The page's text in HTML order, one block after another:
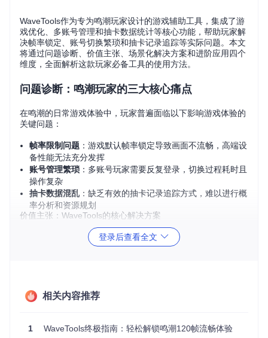
WaveTools作为专为鸣潮玩家设计的游戏辅助工具，集成了游
戏优化、多账号管理和抽卡数据统计等核心功能，帮助玩家解
决帧率锁定、账号切换繁琐和抽卡记录追踪等实际问题。本文
将通过问题诊断、价值主张、场景化解决方案和进阶应用四个
维度，全面解析这款玩家必备工具的使用方法。
问题诊断：鸣潮玩家的三大核心痛点
在鸣潮的日常游戏体验中，玩家普遍面临以下影响游戏体验的
关键问题：
帧率限制问题 ：游戏默认帧率锁定导致画面不流畅，高端设
备性能无法充分发挥
账号管理繁琐 ：多账号玩家需要反复登录，切换过程耗时且
操作复杂
抽卡数据混乱 ：缺乏有效的抽卡记录追踪方式，难以进行概
率分析和资源规划
价值主张：WaveTools的核心解决方案
WaveTools针对上述痛点提供了精准的解决方案：通过图形化
界面实现帧率解锁与画质调节，一键式账号切换功能简化多角
登录后查看全文
相关内容推荐
1 WaveTools终极指南：轻松解锁鸣潮120帧流畅体验